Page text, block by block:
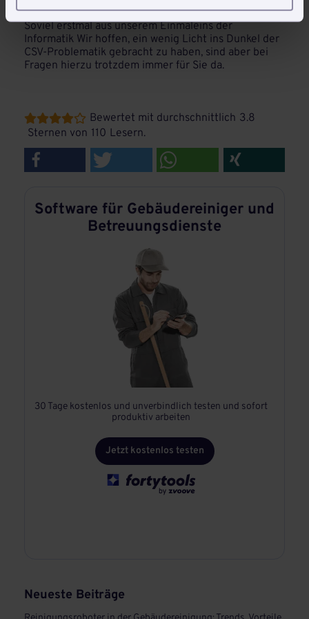
Soviel erstmal aus unserem Einmaleins der
Informatik Wir hoffen, ein wenig Licht ins Dunkel der
CSV-Problematik gebracht zu haben, sind aber bei
Fragen hierzu trotzdem immer für Sie da.
 Bewertet mit durchschnittlich 3.8
Sternen von 110 Lesern.
Software für Gebäudereiniger und
Betreuungsdienste
30 Tage kostenlos und unverbindlich testen und sofort
produktiv arbeiten
Jetzt kostenlos testen
Neueste Beiträge